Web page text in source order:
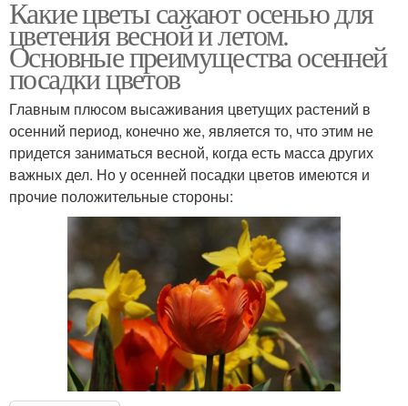
Какие цветы сажают осенью для
цветения весной и летом.
Основные преимущества осенней
посадки цветов
Главным плюсом высаживания цветущих растений в
осенний период, конечно же, является то, что этим не
придется заниматься весной, когда есть масса других
важных дел. Но у осенней посадки цветов имеются и
прочие положительные стороны: